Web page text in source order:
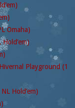
Omaha)
Playground (1
Hold’em)